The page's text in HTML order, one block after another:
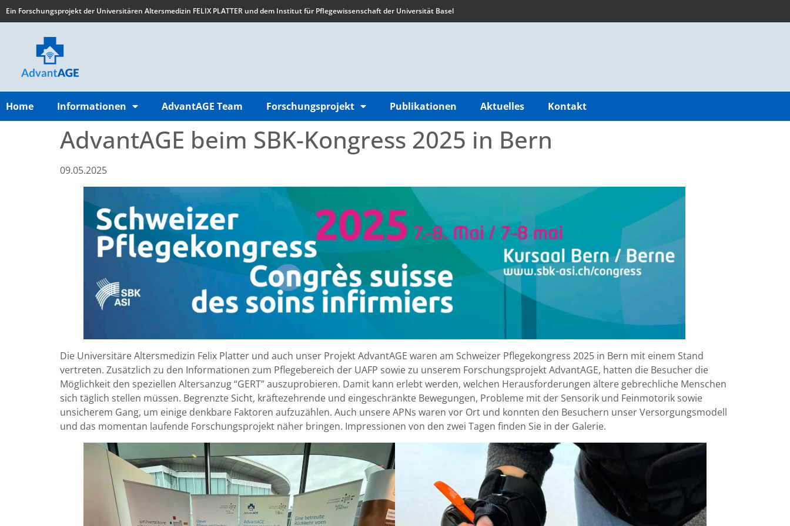
Ein Forschungsprojekt der Universitären Altersmedizin FELIX PLATTER und dem Institut für Pflegewissenschaft der Universität Basel
Home Informationen AdvantAGE Team Forschungsprojekt Publikationen Aktuelles Kontakt
AdvantAGE beim SBK-Kongress 2025 in Bern
09.05.2025
Die Universitäre Altersmedizin Felix Platter und auch unser Projekt AdvantAGE waren am Schweizer Pflegekongress 2025 in Bern mit einem Stand
vertreten. Zusätzlich zu den Informationen zum Pflegebereich der UAFP sowie zu unserem Forschungsprojekt AdvantAGE, hatten die Besucher die
Möglichkeit den speziellen Altersanzug “GERT” auszuprobieren. Damit kann erlebt werden, welchen Herausforderungen ältere gebrechliche Menschen
sich täglich stellen müssen. Begrenzte Sicht, kräftezehrende und eingeschränkte Bewegungen, Probleme mit der Sensorik und Feinmotorik sowie
unsicherem Gang, um einige denkbare Faktoren aufzuzählen. Auch unsere APNs waren vor Ort und konnten den Besuchern unser Versorgungsmodell
und das momentan laufende Forschungsprojekt näher bringen. Impressionen von den zwei Tagen finden Sie in der Galerie.